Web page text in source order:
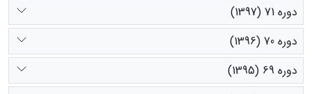
دوره 71 (1397)
دوره 70 (1396)
دوره 69 (1395)